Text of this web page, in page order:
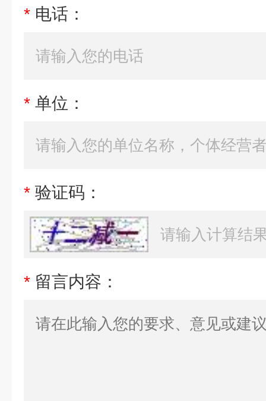
* 电话：
* 单位：
* 验证码：
* 留言内容：